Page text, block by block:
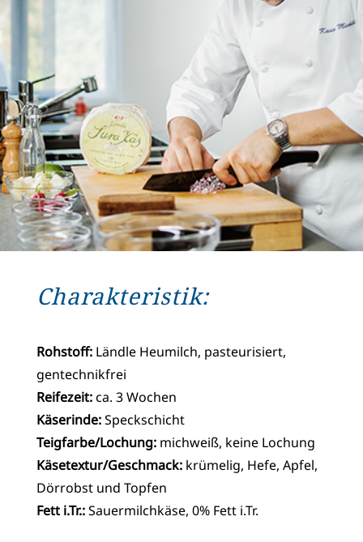
Charakteristik:
Rohstoff:Ländle Heumilch, pasteurisiert,
gentechnikfrei
Reifezeit:ca. 3 Wochen
Käserinde:Speckschicht
Teigfarbe/Lochung: michweiß, keine Lochung
Käsetextur/Geschmack:krümelig, Hefe, Apfel,
Dörrobst und Topfen
Fett i.Tr.:Sauermilchkäse, 0% Fett i.Tr.